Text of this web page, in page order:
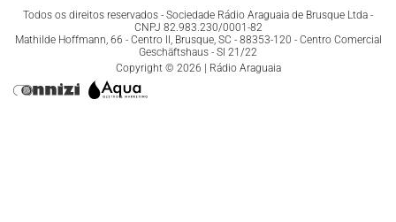
Todos os direitos reservados - Sociedade Rádio Araguaia de Brusque Ltda -
CNPJ 82.983.230/0001-82
Mathilde Hoffmann, 66 - Centro II, Brusque, SC - 88353-120 - Centro Comercial
Geschäftshaus - Sl 21/22
Copyright © 2026 | Rádio Araguaia